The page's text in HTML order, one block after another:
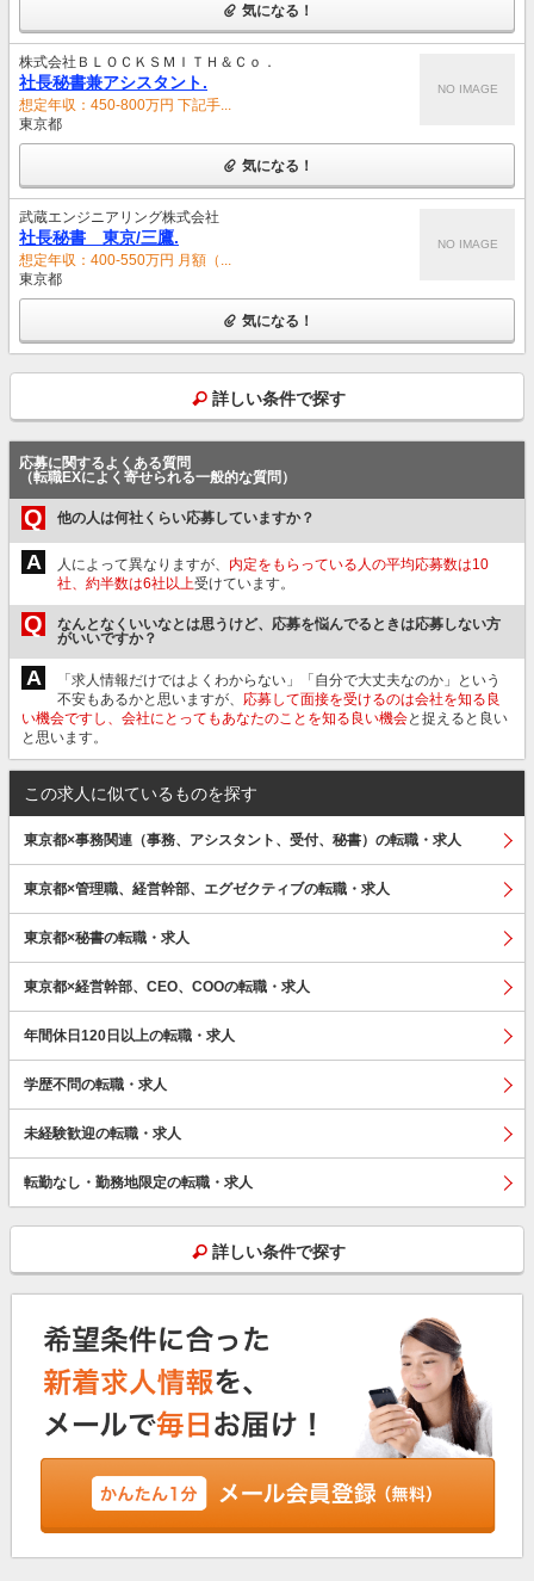
気になる！
株式会社ＢＬＯＣＫＳＭＩＴＨ＆Ｃｏ．
社長秘書兼アシスタント.
想定年収：450-800万円 下記手...
東京都
NO IMAGE
気になる！
武蔵エンジニアリング株式会社
社長秘書 東京/三鷹.
想定年収：400-550万円 月額（...
東京都
NO IMAGE
気になる！
詳しい条件で探す
応募に関するよくある質問
（転職EXによく寄せられる一般的な質問）
Q 他の人は何社くらい応募していますか？
A 人によって異なりますが、 内定をもらっている人の平均応募数は10
社、約半数は6社以上受けています。
Q
なんとなくいいなとは思うけど、応募を悩んでるときは応募しない方
がいいですか？
A
「求人情報だけではよくわからない」「自分で大丈夫なのか」という
不安もあるかと思いますが、 応募して面接を受けるのは会社を知る良
い機会ですし、会社にとってもあなたのことを知る良い機会と捉えると良い
と思います。
この求人に似ているものを探す
東京都×事務関連（事務、アシスタント、受付、秘書）の転職・求人
東京都×管理職、経営幹部、エグゼクティブの転職・求人
東京都×秘書の転職・求人
東京都×経営幹部、CEO、COOの転職・求人
年間休日120日以上の転職・求人
学歴不問の転職・求人
未経験歓迎の転職・求人
転勤なし・勤務地限定の転職・求人
詳しい条件で探す